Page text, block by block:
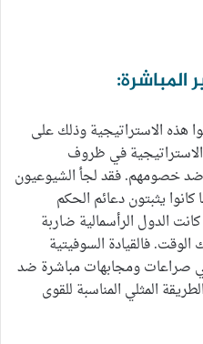
المباشرة:
هذه الاستراتيجية وذلك على
الاستراتيجية في ظروف
ضد خصومهم. فقد لجأ الشيوعيون
يثبتون دعائم الحكم
الدول الرأسمالية ضاربة
فالقيادة السوفيتية
صراعات ومجابهات مباشرة ضد
المثلي المناسبة للقوى